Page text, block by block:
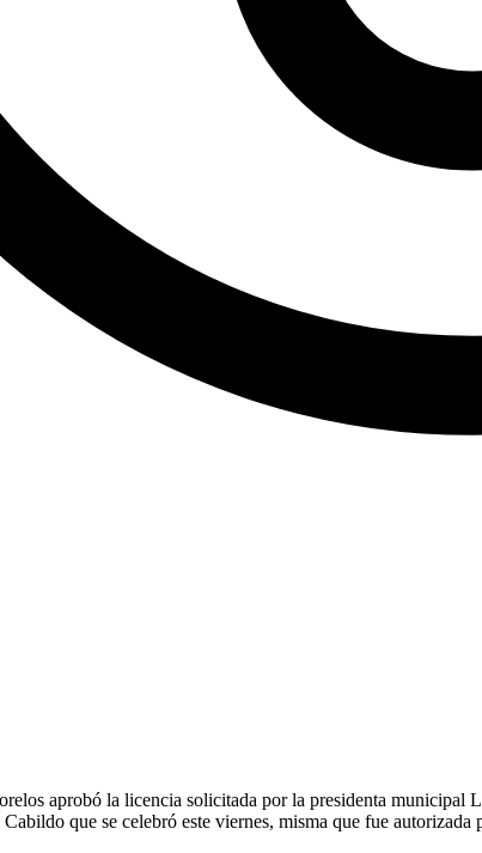
aprobó la licencia solicitada por la presidenta municipal
que se celebró este viernes, misma que fue autorizada